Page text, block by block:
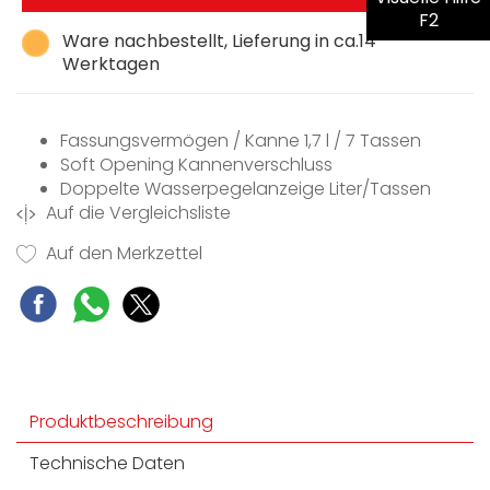
F2
Ware nachbestellt, Lieferung in ca.14
Werktagen
Fassungsvermögen / Kanne 1,7 l / 7 Tassen
Soft Opening Kannenverschluss
Doppelte Wasserpegelanzeige Liter/Tassen
Anti-Kalkfilter aus Edelstahl herausnehmbar
Automatische Sicherheitsabschaltung bei
Wassermangel
Kabellose 360°-Bedienung
Auf die Vergleichsliste
Auf den Merkzettel
Produktbeschreibung
Technische Daten